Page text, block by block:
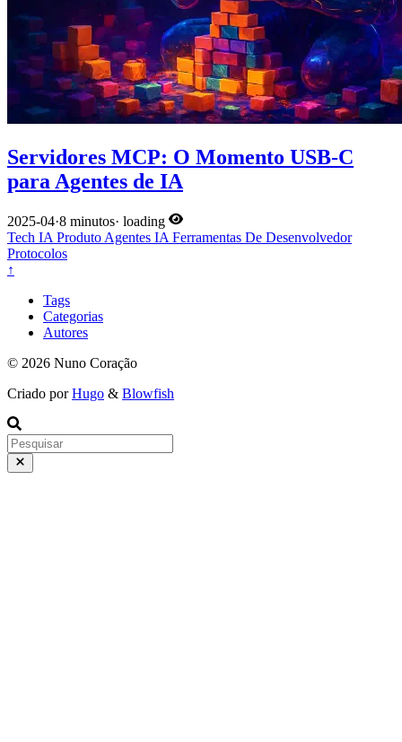
Servidores MCP: O Momento USB-C
para Agentes de IA
2025-04·8 minutos· loading
Tech IA Produto Agentes IA Ferramentas De Desenvolvedor
Protocolos
↑
Tags
Categorias
Autores
© 2026 Nuno Coração
Criado porHugo & Blowfish